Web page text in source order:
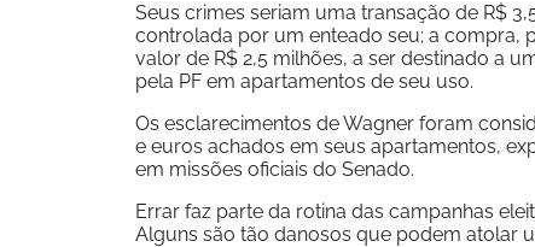
Seus crimes seriam uma transação de R$
controlada por um enteado seu; a compra,
valor de R$ 2,5 milhões, a ser destinado a
pela PF em apartamentos de seu uso.
Os esclarecimentos de Wagner foram
e euros achados em seus apartamentos,
em missões oficiais do Senado.
Errar faz parte da rotina das campanhas
Alguns são tão danosos que podem atolar